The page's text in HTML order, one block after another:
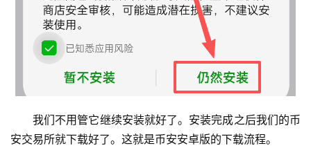
我们不用管它继续安装就好了。安装完成之后我们的币
安交易所就下载好了。这就是币安安卓版的下载流程。